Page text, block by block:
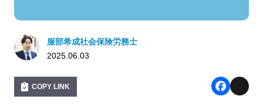
服部希成社会保険労務士
2025.06.03
COPY LINK